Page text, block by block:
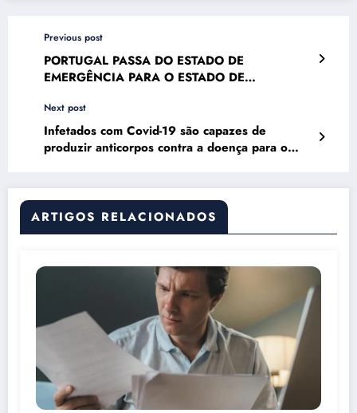
Previous post
PORTUGAL PASSA DO ESTADO DE
EMERGÊNCIA PARA O ESTADO DE
Next post
Infetados com Covid-19 são capazes de
produzir anticorpos contra a doença para o
ARTIGOS RELACIONADOS